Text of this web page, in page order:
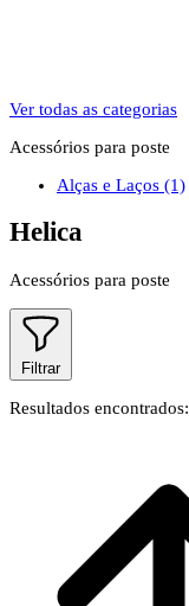
Ver todas as categorias
Acessórios para poste
Alças e Laços (1)
Helica
Acessórios para poste
Filtrar
Resultados encontrados: